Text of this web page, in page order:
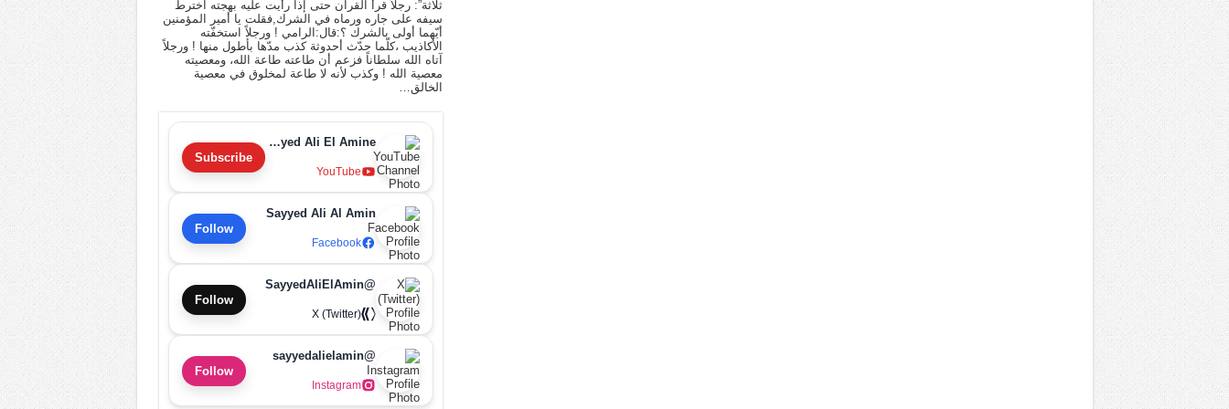
ثلاثة”: رجلاً قرأ القرآن حتى إذا رأيت عليه بهجته اخترط
سيفه على جاره ورماه في الشرك,فقلت يا أمير المؤمنين
أيّهما أولى بالشرك ؟:قال:الرامي ! ورجلاً استخفّته
الأكاذيب ،كلّما حدّث أحدوثة كذب مدّها بأطول منها ! ورجلاً
آتاه الله سلطاناً فزعم أن طاعته طاعة الله، ومعصيته
معصية الله ! وكذب لأنه لا طاعة لمخلوق في معصية
الخالق…
Sayyed Ali El Amine
YouTube
Subscribe
Sayyed Ali Al Amin
Facebook
Follow
@SayyedAliElAmin
X (Twitter)
Follow
@sayyedalielamin
Instagram
Follow